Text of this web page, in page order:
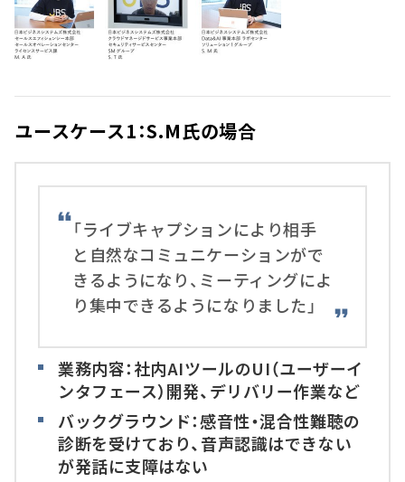
ユースケース1：S.M氏の場合
「ライブキャプションにより相手
と自然なコミュニケーションがで
きるようになり、ミーティングによ
り集中できるようになりました」
業務内容：社内AIツールのUI（ユーザーイ
ンタフェース）開発、デリバリー作業など
バックグラウンド：感音性・混合性難聴の
診断を受けており、音声認識はできない
が発話に支障はない